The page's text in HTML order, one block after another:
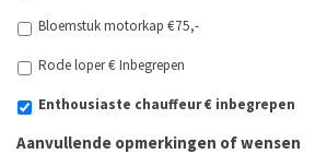
Bloemstuk motorkap €75,-
Rode loper € Inbegrepen
Enthousiaste chauffeur € inbegrepen
Aanvullende opmerkingen of wensen